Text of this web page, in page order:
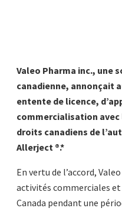
Valeo Pharma inc., une
canadienne, annonçait
entente de licence,
commercialisation avec
droits canadiens de
Allerject ®.*
En vertu de l’accord,
activités commerciales et
Canada pendant une